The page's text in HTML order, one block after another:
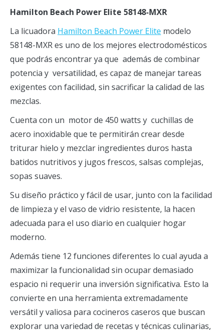
Hamilton Beach Power Elite 58148-MXR
La licuadora Hamilton Beach Power Elite modelo
58148-MXR es uno de los mejores electrodomésticos
que podrás encontrar ya que además de combinar
potencia y versatilidad, es capaz de manejar tareas
exigentes con facilidad, sin sacrificar la calidad de las
mezclas.
Cuenta con un motor de 450 watts y cuchillas de
acero inoxidable que te permitirán crear desde
triturar hielo y mezclar ingredientes duros hasta
batidos nutritivos y jugos frescos, salsas complejas,
sopas suaves.
Su diseño práctico y fácil de usar, junto con la facilidad
de limpieza y el vaso de vidrio resistente, la hacen
adecuada para el uso diario en cualquier hogar
moderno.
Además tiene 12 funciones diferentes lo cual ayuda a
maximizar la funcionalidad sin ocupar demasiado
espacio ni requerir una inversión significativa. Esto la
convierte en una herramienta extremadamente
versátil y valiosa para cocineros caseros que buscan
explorar una variedad de recetas y técnicas culinarias,